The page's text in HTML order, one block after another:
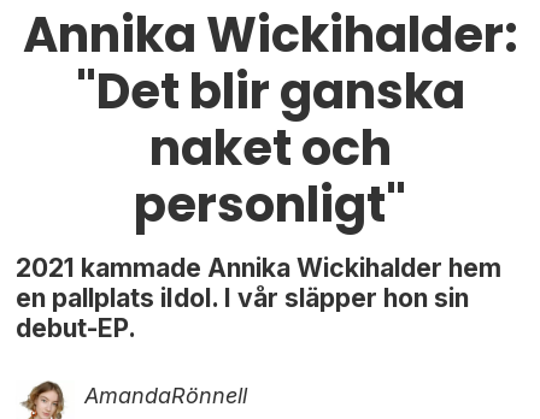
Annika Wickihalder:
"Det blir ganska
naket och
personligt"
2021 kammade Annika Wickihalder hem
en pallplats iIdol. I vår släpper hon sin
debut-EP.
AmandaRönnell